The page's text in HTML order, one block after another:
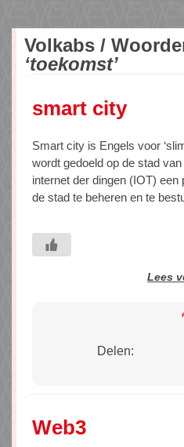
Volkabs /
‘toekomst’
smart city
Smart city is Engels voor
wordt gedoeld op de stad
internet der dingen (IOT)
de stad te beheren en te
Lees
Delen:
Web3